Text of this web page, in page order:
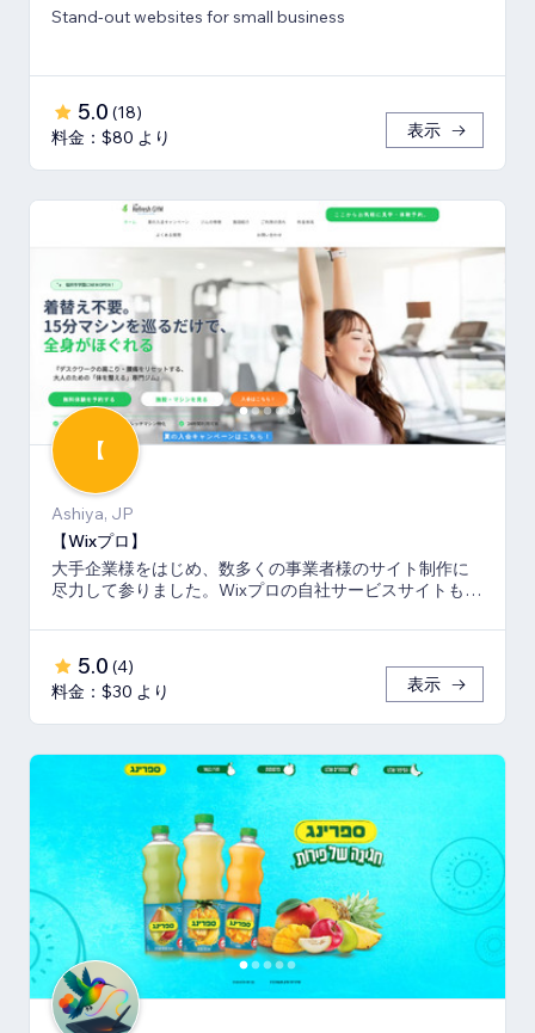
Stand-out websites for small business
5.0 (18)
料金：$80 より
表示
【
Ashiya, JP
【Wixプロ】
大手企業様をはじめ、数多くの事業者様のサイト制作に
尽力して参りました。Wixプロの自社サービスサイトも多
5.0 (4)
料金：$30 より
表示